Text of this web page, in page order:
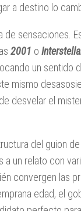
a destino lo
sensaciones.
2001 o
un sentido
mismo
desvelar el
del guion de
un relato con
convergen las
edad, el